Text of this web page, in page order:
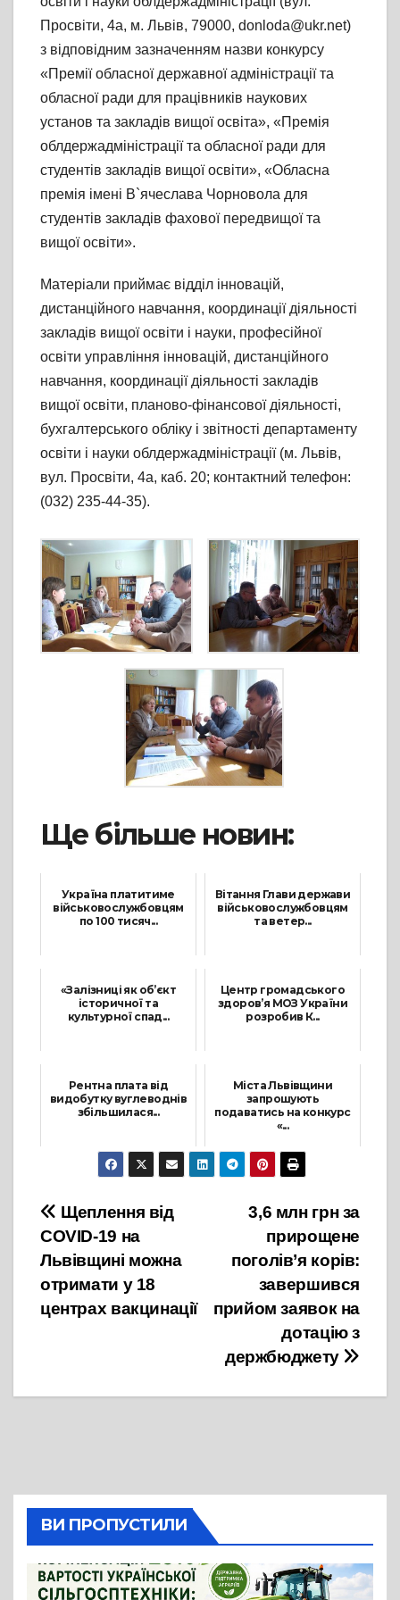
Просвіти, 4а, м. Львів, 79000, donloda@ukr.net)
з відповідним зазначенням назви конкурсу
«Премії обласної державної адміністрації та
обласної ради для працівників наукових
установ та закладів вищої освіта», «Премія
облдержадміністрації та обласної ради для
студентів закладів вищої освіти», «Обласна
премія імені В`ячеслава Чорновола для
студентів закладів фахової передвищої та
вищої освіти».
Матеріали приймає відділ інновацій,
дистанційного навчання, координації діяльності
закладів вищої освіти і науки, професійної
освіти управління інновацій, дистанційного
навчання, координації діяльності закладів
вищої освіти, планово-фінансової діяльності,
бухгалтерського обліку і звітності департаменту
освіти і науки облдержадміністрації (м. Львів,
вул. Просвіти, 4а, каб. 20; контактний телефон:
(032) 235-44-35).
Ще більше новин:
Україна платитиме
військовослужбовцям
по 100 тисяч...
Вітання Глави держави
військовослужбовцям
та ветер...
«Залізниці як об’єкт
історичної та
культурної спад...
Центр громадського
здоров’я МОЗ України
розробив К...
Рентна плата від
видобутку вуглеводнів
збільшилася...
15 Липня, 2021
Міста Львівщини
запрошують
подаватись на конкурс
«...
23 Жовтня, 2021
Навігація
записів
3,6 млн грн за
прирощене
поголів’я корів:
завершився
прийом заявок на
дотацію з
держбюджету
Щеплення від
COVID-19 на
Львівщині можна
отримати у 18
центрах вакцинації
ВИ ПРОПУСТИЛИ